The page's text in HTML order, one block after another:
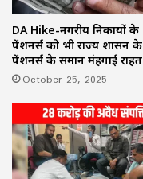
DA Hike-नगरीय निकायों के
पेंशनर्स को भी राज्य शासन के
पेंशनर्स के समान मंहगाई राहत
October 25, 2025